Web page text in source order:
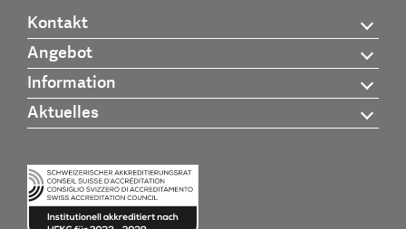
Kontakt
Angebot
Information
Aktuelles